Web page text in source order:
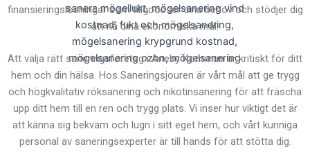
finansieringslösningar som tillgodoser dina behov och stödjer dig
att nå dina ekonomiska mål.
Att välja rätt saneringsföretag i Aneby Kommun är kritiskt för ditt
hem och din hälsa. Hos Saneringsjouren är vårt mål att ge trygg
och högkvalitativ röksanering och nikotinsanering för att fräscha
upp ditt hem till en ren och trygg plats. Vi inser hur viktigt det är
att känna sig bekväm och lugn i sitt eget hem, och vårt kunniga
personal av saneringsexperter är till hands för att stötta dig.